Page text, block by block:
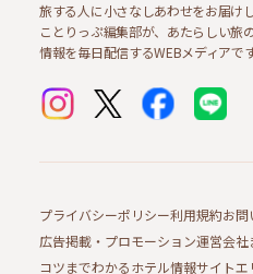
旅する人に小さなしあわせをお届けし
ことりっぷ編集部が、あたらしい旅
情報を毎日配信するWEBメディアです
プライバシーポリシー利用規約お問
広告掲載・プロモーション運営会社
コツまでわかるホテル情報サイトエ